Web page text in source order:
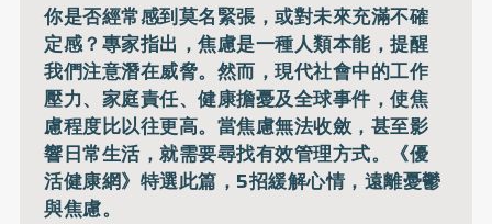
你是否經常感到莫名緊張，或對未來充滿不確
定感？專家指出，焦慮是一種人類本能，提醒
我們注意潛在威脅。然而，現代社會中的工作
壓力、家庭責任、健康擔憂及全球事件，使焦
慮程度比以往更高。當焦慮無法收斂，甚至影
響日常生活，就需要尋找有效管理方式。《優
活健康網》特選此篇，5招緩解心情，遠離憂鬱
與焦慮。